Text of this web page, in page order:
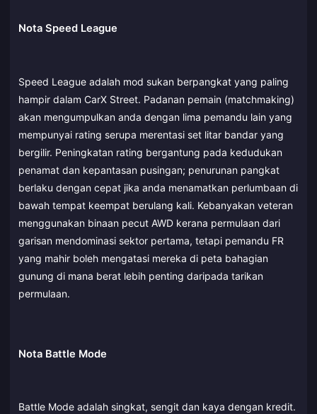
Nota Speed League
Speed League adalah mod sukan berpangkat yang paling
hampir dalam CarX Street. Padanan pemain (matchmaking)
akan mengumpulkan anda dengan lima pemandu lain yang
mempunyai rating serupa merentasi set litar bandar yang
bergilir. Peningkatan rating bergantung pada kedudukan
penamat dan kepantasan pusingan; penurunan pangkat
berlaku dengan cepat jika anda menamatkan perlumbaan di
bawah tempat keempat berulang kali. Kebanyakan veteran
menggunakan binaan pecut AWD kerana permulaan dari
garisan mendominasi sektor pertama, tetapi pemandu FR
yang mahir boleh mengatasi mereka di peta bahagian
gunung di mana berat lebih penting daripada tarikan
permulaan.
Nota Battle Mode
Battle Mode adalah singkat, sengit dan kaya dengan kredit.